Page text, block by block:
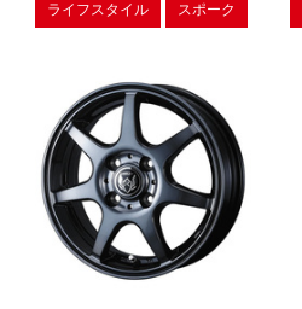
ライフスタイル スポーク